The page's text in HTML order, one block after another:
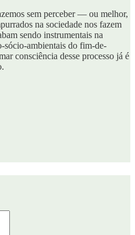
sem perceber — ou melhor,
na sociedade nos fazem
sendo instrumentais na
sócio-ambientais do fim-de-
consciência desse processo já é